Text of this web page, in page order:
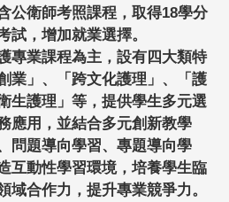
公衛師考照課程，取得18學分
試，增加就業選擇。
專業課程為主，設有四大類特
業」、「跨文化護理」、「護
生護理」等，提供學生多元選
應用，並結合多元創新教學
問題導向學習、專題導向學
互動性學習環境，培養學生臨
域合作力，提升專業競爭力。